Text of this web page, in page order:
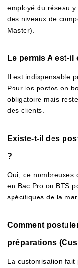
employé du réseau
des niveaux de
Master).
Le permis A est-
Il est indispensable
Pour les postes en
obligatoire mais
des clients.
Existe-t-il des
?
Oui, de nombreuses
en Bac Pro ou BTS
spécifiques de la
Comment
préparations
La customisation fait